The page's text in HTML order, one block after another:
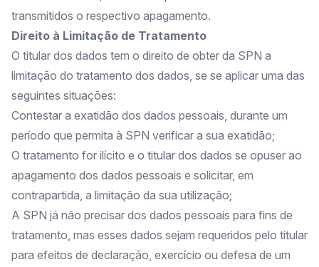
transmitidos o respectivo apagamento.
Direito à Limitação de Tratamento
O titular dos dados tem o direito de obter da SPN a
limitação do tratamento dos dados, se se aplicar uma das
seguintes situações:
Contestar a exatidão dos dados pessoais, durante um
período que permita à SPN verificar a sua exatidão;
O tratamento for ilícito e o titular dos dados se opuser ao
apagamento dos dados pessoais e solicitar, em
contrapartida, a limitação da sua utilização;
A SPN já não precisar dos dados pessoais para fins de
tratamento, mas esses dados sejam requeridos pelo titular
para efeitos de declaração, exercício ou defesa de um